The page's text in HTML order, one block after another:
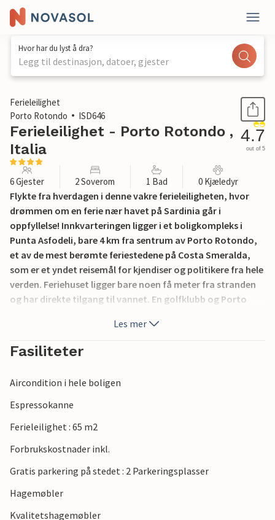
Hvor har du lyst å dra?
Legg til destinasjon, datoer, gjester
1 / 25
Ferieleilighet
Porto Rotondo
ISD646
Ferieleilighet - Porto Rotondo ,
Italia
4.7
out of 5
6 Gjester 2 Soverom 1 Bad 0 Kjæledyr
Flykte fra hverdagen i denne vakre ferieleiligheten, hvor
drømmen om en ferie nær havet på Sardinia går i
oppfyllelse! Innkvarteringen ligger i et boligkompleks i
Punta Asfodeli, bare 4 km fra sentrum av Porto Rotondo,
et av de mest berømte feriestedene på Costa Smeralda,
som er et yndet reisemål for kjendiser og politikere fra hele
verden. Feriehuset ligger bare noen få meter fra stranden
og har direkte tilgang til vannet. En golfklubb og Porto
Les mer
Fasiliteter
Aircondition i hele boligen
Espressokanne
Ferieleilighet : 65 m2
Forbrukskostnader inkl.
Gratis parkering på stedet : 2 Parkeringsplasser
Hagemøbler
Kvalitetshagemøbler